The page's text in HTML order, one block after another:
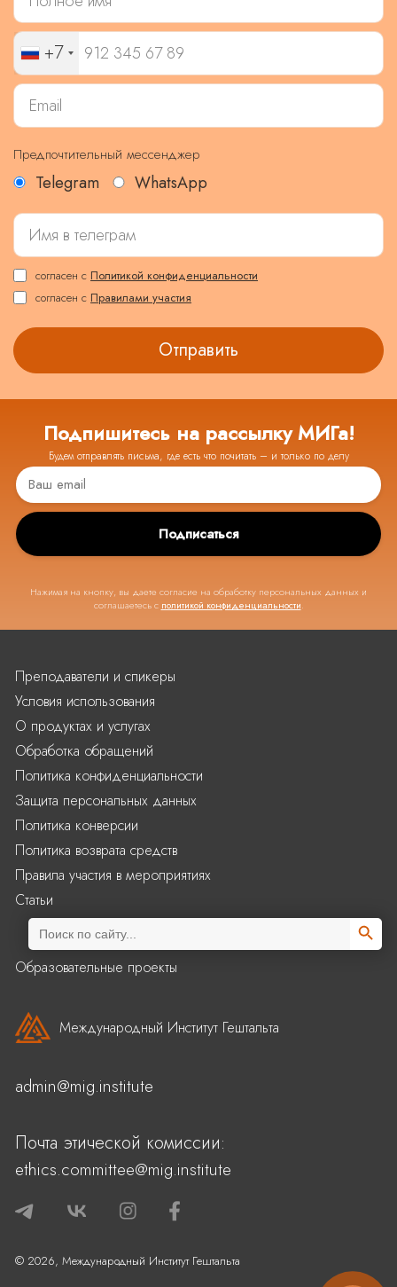
+7
Предпочтительный мессенджер
Telegram WhatsApp
согласен с Политикой конфиденциальности
согласен с Правилами участия
Подпишитесь на рассылку МИГа!
Будем отправлять письма, где есть что почитать – и только по делу
Подписаться
Нажимая на кнопку, вы даете согласие на обработку персональных данных и
соглашаетесь с политикой конфиденциальности.
Образовательные проекты
Преподаватели и спикеры
Условия использования
О продуктах и услугах
Обработка обращений
Политика конфиденциальности
Защита персональных данных
Политика конверсии
Политика возврата средств
Правила участия в мероприятиях
Статьи
Search
for:
Search
Международный Институт Гештальта
admin@mig.institute
Почта этической комиссии:
ethics.committee@mig.institute
© 2026, Международный Институт Гештальта